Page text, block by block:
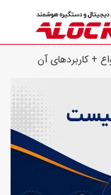
+ کاربردهای آن